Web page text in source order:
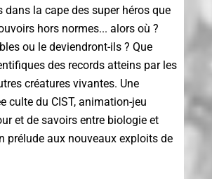
dans la cape des super héros que
hors normes... alors où ?
ou le deviendront-ils ? Que
des records atteins par les
créatures vivantes. Une
culte du CIST, animation-jeu
et de savoirs entre biologie et
prélude aux nouveaux exploits de